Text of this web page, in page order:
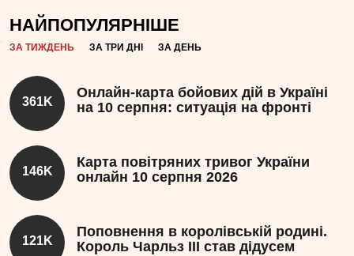
НАЙПОПУЛЯРНІШЕ
ЗА ТИЖДЕНЬ ЗА ТРИ ДНІ ЗА ДЕНЬ
361K
Онлайн-карта бойових дій в Україні
на 10 серпня: ситуація на фронті
146K
Карта повітряних тривог України
онлайн 10 серпня 2026
121K
Поповнення в королівській родині.
Король Чарльз III став дідусем